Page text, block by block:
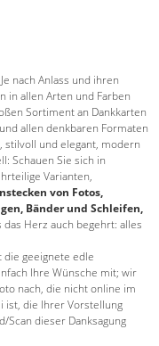
nach Anlass und ihren
in allen Arten und Farben
Sortiment an Dankkarten
allen denkbaren Formaten
stilvoll und elegant, modern
Schauen Sie sich in
Varianten,
von Fotos,
Bänder und Schleifen,
das Herz auch begehrt: alles
geeignete edle
Ihre Wünsche mit; wir
nach, die nicht online im
ist, die Ihrer Vorstellung
dieser Danksagung